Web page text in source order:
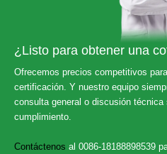
¿Listo para obtener una
Ofrecemos precios competitivos
certificación. Y nuestro equipo
consulta general o discusión
cumplimiento.
Contáctenos al 0086-18188898539